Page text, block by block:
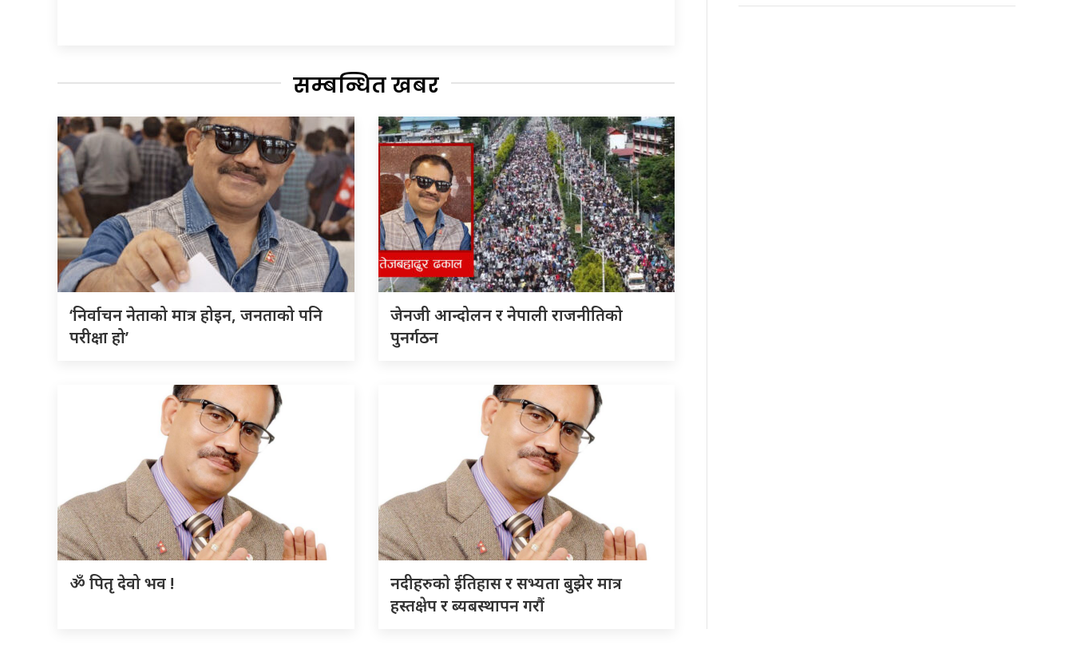
सम्बन्धित खबर
‘निर्वाचन नेताको मात्र होइन, जनताको पनि
परीक्षा हो’
जेनजी आन्दोलन र नेपाली राजनीतिको
पुनर्गठन
ॐ पितृ देवो भव !
नदीहरुकाे ईतिहास र सभ्यता बुझेर मात्र
हस्तक्षेप र ब्यबस्थापन गराैं